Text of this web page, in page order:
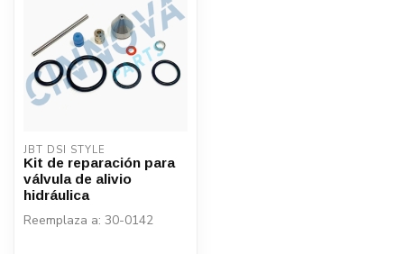
JBT DSI STYLE
Kit de reparación para
válvula de alivio
hidráulica
Reemplaza a: 30-0142